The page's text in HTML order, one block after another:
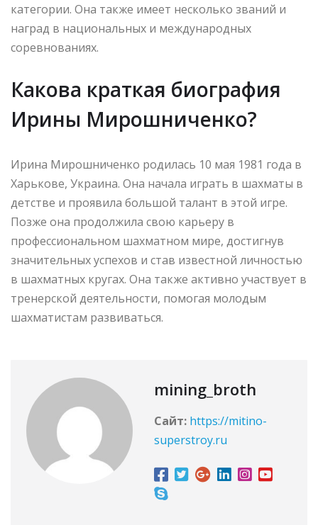
категории. Она также имеет несколько званий и
наград в национальных и международных
соревнованиях.
Какова краткая биография
Ирины Мирошниченко?
Ирина Мирошниченко родилась 10 мая 1981 года в
Харькове, Украина. Она начала играть в шахматы в
детстве и проявила большой талант в этой игре.
Позже она продолжила свою карьеру в
профессиональном шахматном мире, достигнув
значительных успехов и став известной личностью
в шахматных кругах. Она также активно участвует в
тренерской деятельности, помогая молодым
шахматистам развиваться.
mining_broth
Сайт: https://mitino-
superstroy.ru